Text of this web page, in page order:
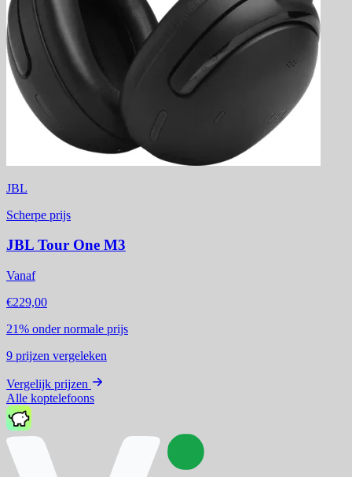
JBL
Scherpe prijs
JBL Tour One M3
Vanaf
€229,00
21% onder normale prijs
9 prijzen vergeleken
Vergelijk prijzen
Alle koptelefoons